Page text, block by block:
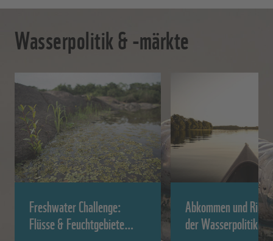
Wasserpolitik & -märkte
Freshwater Challenge:
Flüsse & Feuchtgebiete…
Abkommen und
der Wasserpolitik